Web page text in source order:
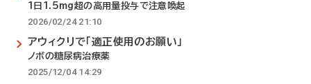
1日1.5mg超の高用量投与で注意喚起
2026/02/24 21:10
アウィクリで「適正使用のお願い」
ノボの糖尿病治療薬
2025/12/04 14:29